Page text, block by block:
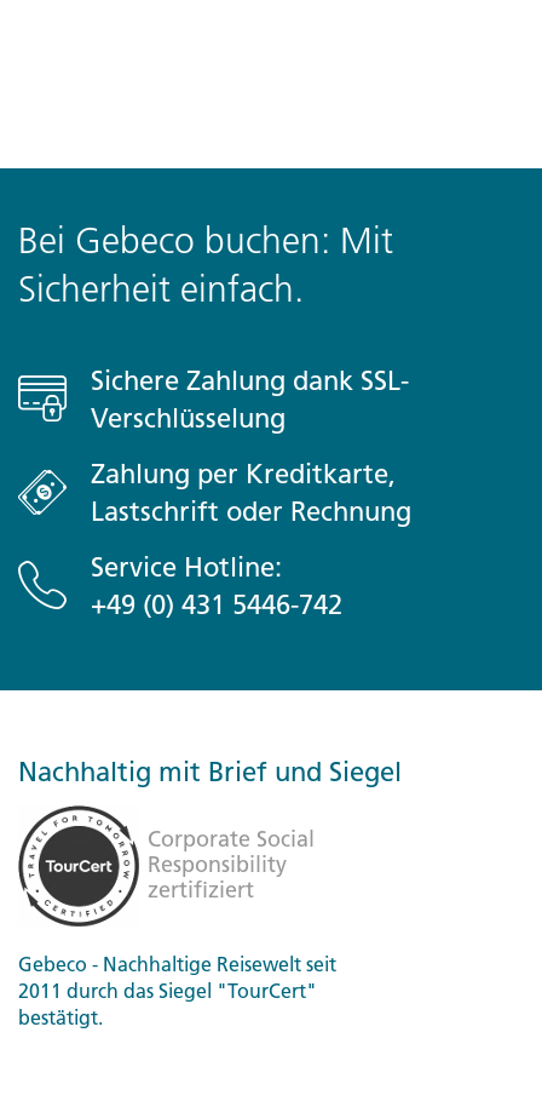
Bei Gebeco buchen: Mit
Sicherheit einfach.
Sichere Zahlung dank SSL-
Verschlüsselung
Zahlung per Kreditkarte,
Lastschrift oder Rechnung
Service Hotline:
+49 (0) 431 5446-742
Nachhaltig mit Brief und Siegel
Gebeco - Nachhaltige Reisewelt seit
2011 durch das Siegel "TourCert"
bestätigt.